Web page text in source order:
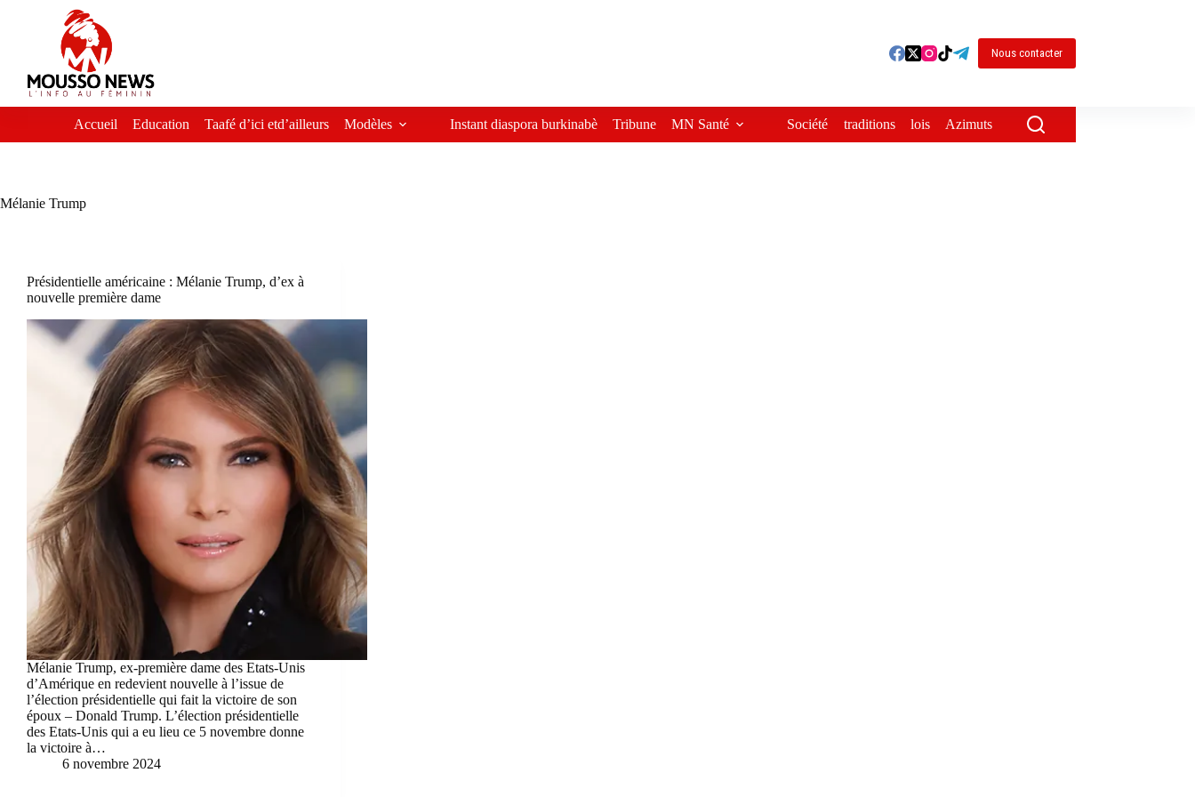
Nous contacter
Accueil Education Taafé d’ici etd’ailleurs Modèles Instant diaspora burkinabè Tribune MN Santé Société traditions lois Azimuts
Mélanie Trump
Présidentielle américaine : Mélanie Trump, d’ex à
nouvelle première dame
Mélanie Trump, ex-première dame des Etats-Unis
d’Amérique en redevient nouvelle à l’issue de
l’élection présidentielle qui fait la victoire de son
époux – Donald Trump. L’élection présidentielle
des Etats-Unis qui a eu lieu ce 5 novembre donne
la victoire à…
6 novembre 2024